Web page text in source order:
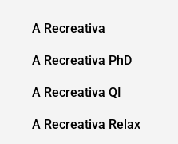
A Recreativa
A Recreativa PhD
A Recreativa QI
A Recreativa Relax